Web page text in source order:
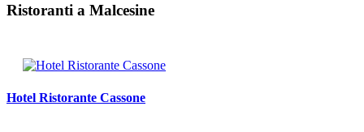
Ristoranti a Malcesine
Hotel Ristorante Cassone